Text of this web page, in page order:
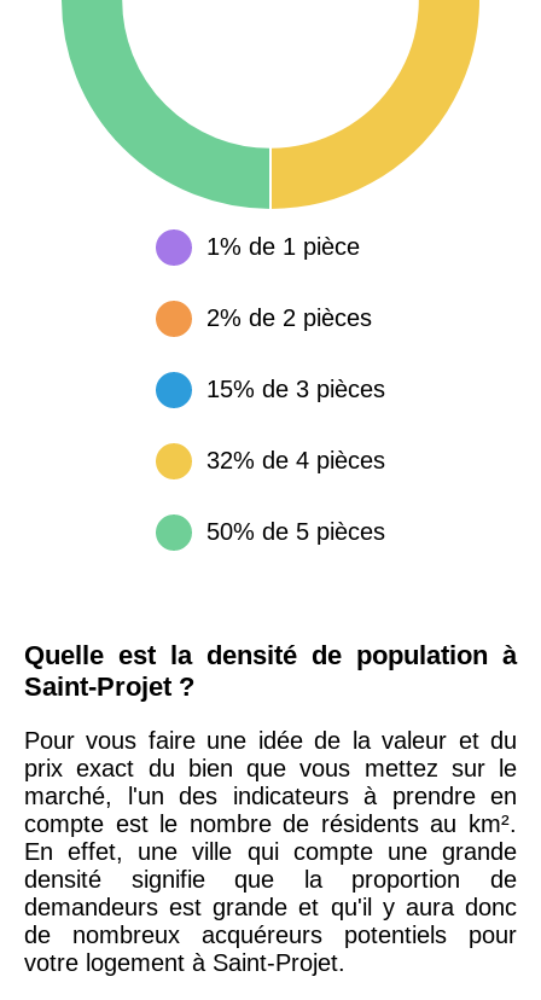
83000 - Toulon 4 284 €
Grenoble 3 382 €
1% de 1 pièce
2% de 2 pièces
15% de 3 pièces
32% de 4 pièces
50% de 5 pièces
Quelle est la densité de population à
Saint-Projet ?
Pour vous faire une idée de la valeur et du
prix exact du bien que vous mettez sur le
marché, l'un des indicateurs à prendre en
compte est le nombre de résidents au km².
En effet, une ville qui compte une grande
densité signifie que la proportion de
demandeurs est grande et qu'il y aura donc
de nombreux acquéreurs potentiels pour
votre logement à Saint-Projet.